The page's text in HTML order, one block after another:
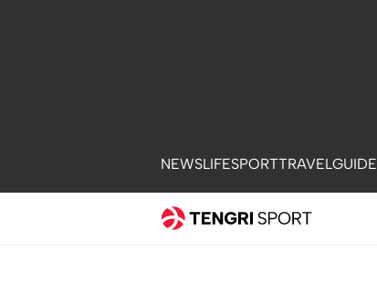
NEWSLIFESPORTTRAVELGUIDE